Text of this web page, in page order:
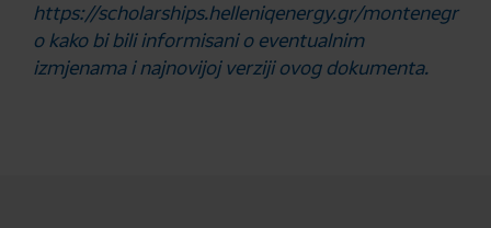
https://scholarships.helleniqenergy.gr/montenegr
okako bi bili informisani o eventualnim
izmjenama i najnovijoj verziji ovog dokumenta.